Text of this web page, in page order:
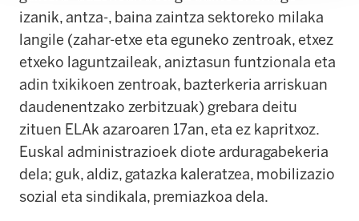
izanik, antza-, baina zaintza sektoreko milaka
langile (zahar-etxe eta eguneko zentroak, etxez
etxeko laguntzaileak, aniztasun funtzionala eta
adin txikikoen zentroak, bazterkeria arriskuan
daudenentzako zerbitzuak) grebara deitu
zituen ELAk azaroaren 17an, eta ez kapritxoz.
Euskal administrazioek diote arduragabekeria
dela; guk, aldiz, gatazka kaleratzea, mobilizazio
sozial eta sindikala, premiazkoa dela.